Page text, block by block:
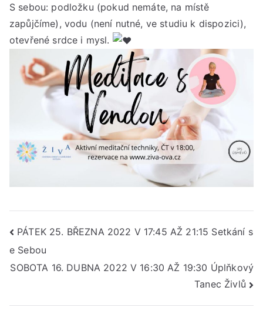
S sebou: podložku (pokud nemáte, na místě
zapůjčíme), vodu (není nutné, ve studiu k dispozici),
otevřené srdce i mysl.
Navigace
pro
PÁTEK 25. BŘEZNA 2022 V 17:45 AŽ 21:15 Setkání s
e Sebou
SOBOTA 16. DUBNA 2022 V 16:30 AŽ 19:30 Úplňkový
Tanec Živlů